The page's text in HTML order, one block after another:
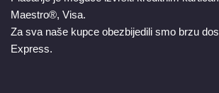
Maestro®, Visa.
Za sva naše kupce obezbijedili smo brzu
Express.